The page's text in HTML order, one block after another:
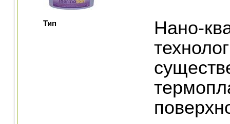
Тип
Нано-